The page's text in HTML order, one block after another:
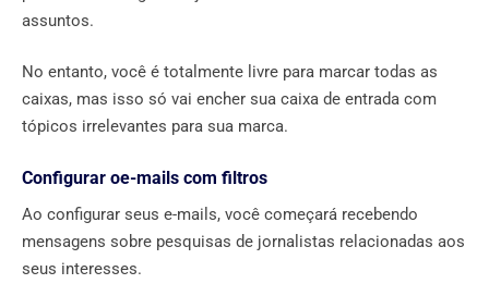
assuntos.
No entanto, você é totalmente livre para marcar todas as
caixas, mas isso só vai encher sua caixa de entrada com
tópicos irrelevantes para sua marca.
Configurar oe-mails com filtros
Ao configurar seus e-mails, você começará recebendo
mensagens sobre pesquisas de jornalistas relacionadas aos
seus interesses.